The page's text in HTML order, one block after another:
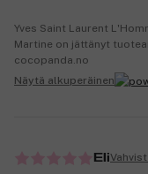
Yves Saint Laurent
Martine on jättänyt
cocopanda.no
Näytä alkuperäinen
Eli